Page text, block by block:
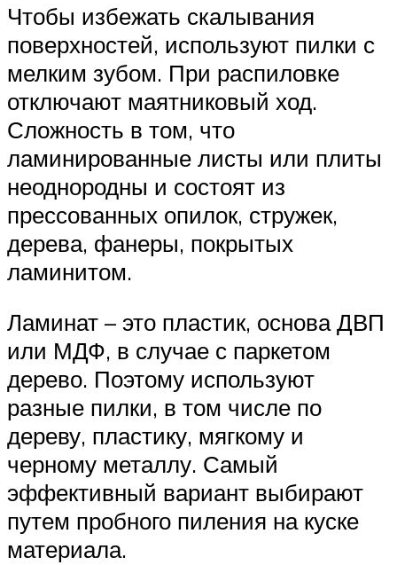
Чтобы избежать скалывания
поверхностей, используют пилки с
мелким зубом. При распиловке
отключают маятниковый ход.
Сложность в том, что
ламинированные листы или плиты
неоднородны и состоят из
прессованных опилок, стружек,
дерева, фанеры, покрытых
ламинитом.
Ламинат – это пластик, основа ДВП
или МДФ, в случае с паркетом
дерево. Поэтому используют
разные пилки, в том числе по
дереву, пластику, мягкому и
черному металлу. Самый
эффективный вариант выбирают
путем пробного пиления на куске
материала.